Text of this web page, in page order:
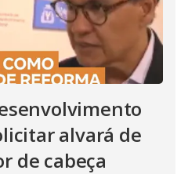
alvará de
de cabeça